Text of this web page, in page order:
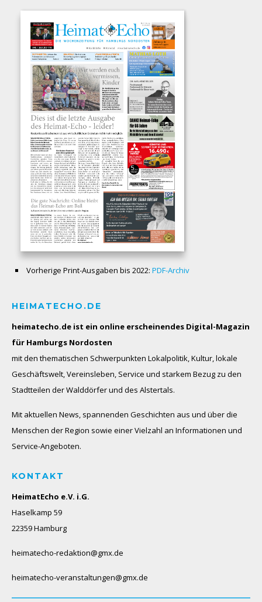
Vorherige Print-Ausgaben bis 2022: PDF-Archiv
HEIMATECHO.DE
heimatecho.de ist ein online erscheinendes Digital-Magazin
für Hamburgs Nordosten
mit den thematischen Schwerpunkten Lokalpolitik, Kultur, lokale
Geschäftswelt, Vereinsleben, Service und starkem Bezug zu den
Stadtteilen der Walddörfer und des Alstertals.
Mit aktuellen News, spannenden Geschichten aus und über die
Menschen der Region sowie einer Vielzahl an Informationen und
Service-Angeboten.
KONTAKT
HeimatEcho e.V. i.G.
Haselkamp 59
22359 Hamburg
heimatecho-redaktion@gmx.de
heimatecho-veranstaltungen@gmx.de